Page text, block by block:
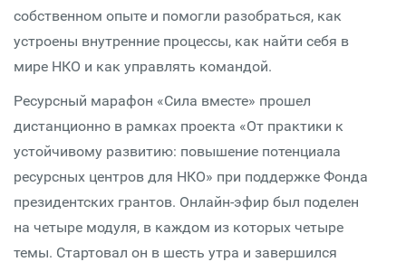
собственном опыте и помогли разобраться, как
устроены внутренние процессы, как найти себя в
мире НКО и как управлять командой.
Ресурсный марафон «Сила вместе» прошел
дистанционно в рамках проекта «От практики к
устойчивому развитию: повышение потенциала
ресурсных центров для НКО» при поддержке Фонда
президентских грантов. Онлайн-эфир был поделен
на четыре модуля, в каждом из которых четыре
темы. Стартовал он в шесть утра и завершился